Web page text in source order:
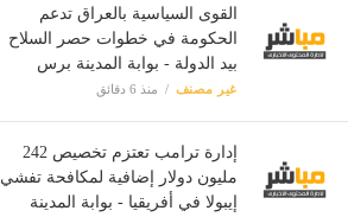
القوى السياسية بالعراق تدعم
الحكومة في خطوات حصر السلاح
بيد الدولة - بوابة المدينة برس
غير مصنف منذ 6 دقائق
إدارة ترامب تعتزم تخصيص 242
مليون دولار إضافية لمكافحة تفشي
إيبولا في أفريقيا - بوابة المدينة